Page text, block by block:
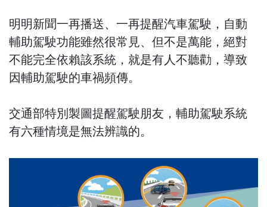
明明新聞一再播送、一再提醒汽車駕駛，自動
輔助駕駛功能雖然很常見、但不是萬能，絕對
不能完全依賴該系統，就是有人不聽勸，導致
因輔助駕駛的車禍頻傳。
交通部特別製圖提醒駕駛朋友，輔助駕駛系統
有六種情境是無法辨識的。